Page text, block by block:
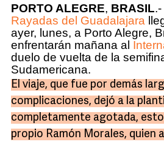
PORTO ALEGRE, BRASIL
Rayadas del Guadalajara
ayer, lunes, a Porto Alegre,
enfrentarán mañana al
duelo de vuelta de la
Sudamericana.
El viaje, que fue por demás
complicaciones, dejó a la
completamente agotada,
propio Ramón Morales, quien